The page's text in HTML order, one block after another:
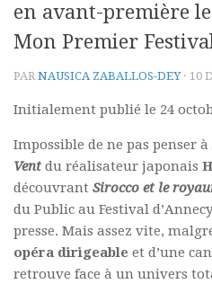
en avant-première
Mon Premier
PAR NAUSICA ZABALLOS-DEY · 10
Initialement publié le 24
Impossible de ne pas penser à
Vent du réalisateur japonais
découvrant Sirocco et le
du Public au Festival
presse. Mais assez vite,
opéra dirigeable et d’une
retrouve face à un univers